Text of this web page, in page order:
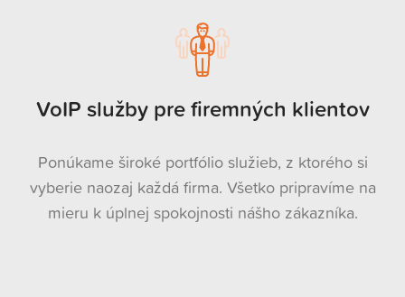
VoIP služby pre firemných klientov
Ponúkame široké portfólio služieb, z ktorého si
vyberie naozaj každá firma. Všetko pripravíme na
mieru k úplnej spokojnosti nášho zákazníka.